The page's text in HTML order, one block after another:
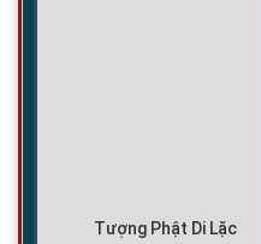
Tượng Phật Di Lặc